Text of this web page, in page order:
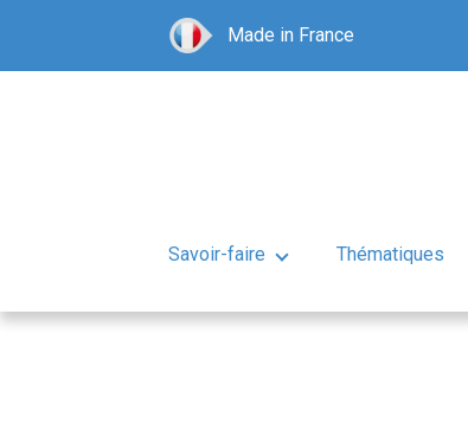
Made in France
Savoir-faire Thématiques